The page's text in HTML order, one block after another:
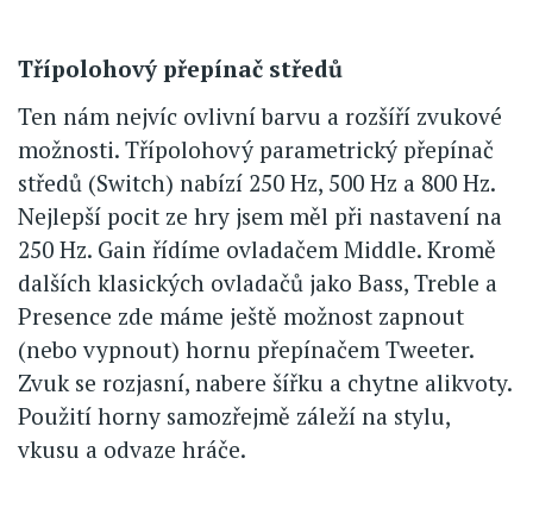
Třípolohový přepínač středů
Ten nám nejvíc ovlivní barvu a rozšíří zvukové
možnosti. Třípolohový parametrický přepínač
středů (Switch) nabízí 250 Hz, 500 Hz a 800 Hz.
Nejlepší pocit ze hry jsem měl při nastavení na
250 Hz. Gain řídíme ovladačem Middle. Kromě
dalších klasických ovladačů jako Bass, Treble a
Presence zde máme ještě možnost zapnout
(nebo vypnout) hornu přepínačem Tweeter.
Zvuk se rozjasní, nabere šířku a chytne alikvoty.
Použití horny samozřejmě záleží na stylu,
vkusu a odvaze hráče.